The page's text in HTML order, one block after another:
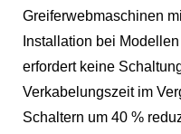
Greiferwebmaschinen
Installation bei
erfordert keine
Verkabelungszeit im
Schaltern um 40 %